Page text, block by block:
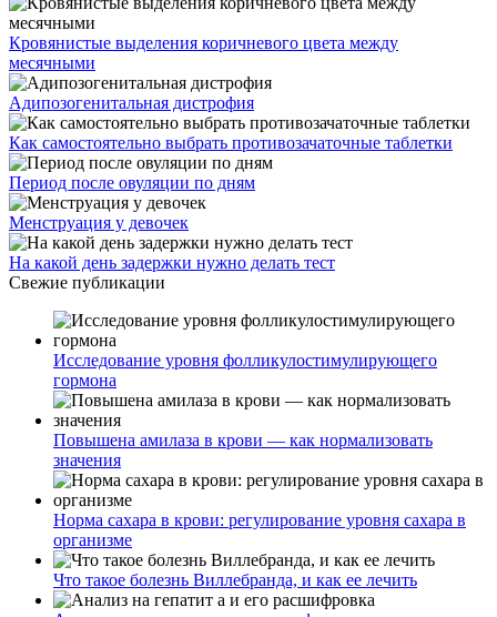
Кровянистые выделения коричневого цвета между
месячными
Адипозогенитальная дистрофия
Как самостоятельно выбрать противозачаточные таблетки
Период после овуляции по дням
Менструация у девочек
На какой день задержки нужно делать тест
Свежие публикации
Исследование уровня фолликулостимулирующего
гормона
Повышена амилаза в крови — как нормализовать
значения
Норма сахара в крови: регулирование уровня сахара в
организме
Что такое болезнь Виллебранда, и как ее лечить